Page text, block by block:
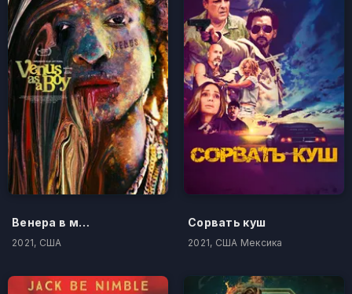
Венера в мужском обличье
2021, США
Сорвать куш
2021, США Мексика